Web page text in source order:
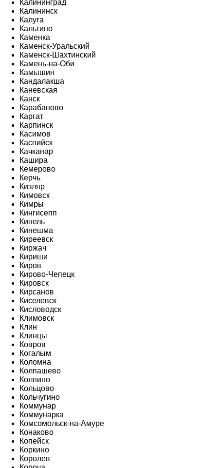
Калининград
Калининск
Калуга
Кальтино
Каменка
Каменск-Уральский
Каменск-Шахтинский
Камень-на-Оби
Камышин
Кандалакша
Каневская
Канск
Карабаново
Каргат
Карпинск
Касимов
Каспийск
Качканар
Кашира
Кемерово
Керчь
Кизляр
Кимовск
Кимры
Кингисепп
Кинель
Кинешма
Киреевск
Киржач
Кириши
Киров
Кирово-Чепецк
Кировск
Кирсанов
Киселевск
Кисловодск
Климовск
Клин
Клинцы
Ковров
Когалым
Коломна
Колпашево
Колпино
Кольцово
Кольчугино
Коммунар
Коммунарка
Комсомольск-на-Амуре
Конаково
Копейск
Коркино
Королев